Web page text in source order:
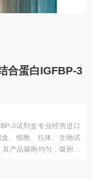
合蛋白IGFBP-3
3试剂盒​专业经营进口
、细胞、抗体、生物试
产品吸附均匀，吸附性
，保证产品均能现货供